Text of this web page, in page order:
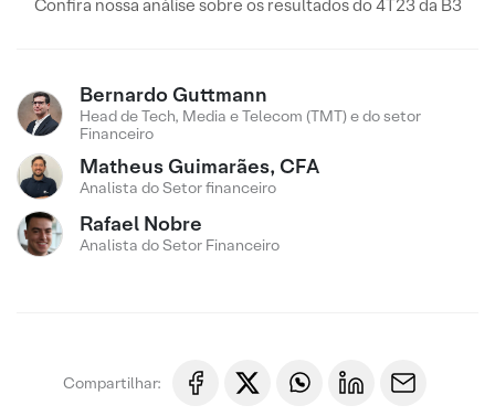
Confira nossa análise sobre os resultados do 4T23 da B3
Bernardo Guttmann
Head de Tech, Media e Telecom (TMT) e do setor
Financeiro
Matheus Guimarães, CFA
Analista do Setor financeiro
Rafael Nobre
Analista do Setor Financeiro
Compartilhar: